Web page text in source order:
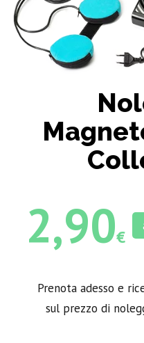
2,90€
Prenota adesso e
sul prezzo di